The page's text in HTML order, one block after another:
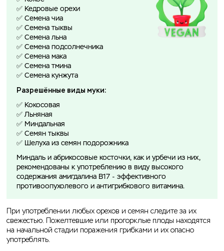
✅ Кедровые орехи
✅ Семена чиа
✅ Семена тыквы
✅ Семена льна
✅ Семена подсолнечника
✅ Семена мака
✅ Семена тмина
✅ Семена кунжута
Разрешённые виды муки:
✅ Кокосовая
✅ Льняная
✅ Миндальная
✅ Семян тыквы
✅ Шелуха из семян подорожника
Миндаль и абрикосовые косточки, как и урбечи из них,
рекомендованы к употреблению в виду высокого
содержания амигдалина B17 - эффективного
противоопухолевого и антигрибкового витамина.
При употреблении любых орехов и семян следите за их
свежестью. Пожелтевшие или прогорклые плоды находятся
на начальной стадии поражения грибками и их опасно
употреблять.